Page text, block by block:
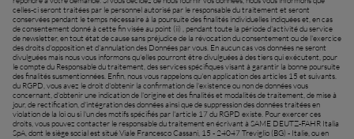
celles-ci seront traitées par le personnel autorisé par le responsable du traitement et seront
conservées pendant le temps nécessaire à la poursuite des finalités individuelles indiquées et, en cas
de consentement donné à cette fin visée au point (ii) , pendant toute la période d'activité du service
de newsletter, en tout état de cause sans préjudice de la révocation du consentement ou de l'exercice
des droits d'opposition et d'annulation des Données par vous. En aucun cas vos données ne seront
divulguées mais nous vous informons qu'elles pourront être divulguées à des tiers qui exécutent, pour
le compte du Responsable du traitement, des services spécifiques visant à garantir la bonne poursuite
des finalités susmentionnées. Enfin, nous vous rappelons qu'en application des articles 15 et suivants.
du RGPD, vous avez le droit d'obtenir la confirmation de l'existence ou non de données vous
concernant, d'obtenir une indication de l'origine et des finalités et modalités de traitement, de mise à
jour, de rectification, d'intégration des données ainsi que de suppression des données traitées en
violation de la loi ou si l'un des motifs spécifiés par l'article 17 du RGPD existe. Pour exercer ces
droits, vous pouvez contacter le responsable du traitement en écrivant à SAME DEUTZ-FAHR Italia
SpA, dont le siège social est situé Viale Francesco Cassani, 15 - 24047 Treviglio (BG) - Italie, ou en